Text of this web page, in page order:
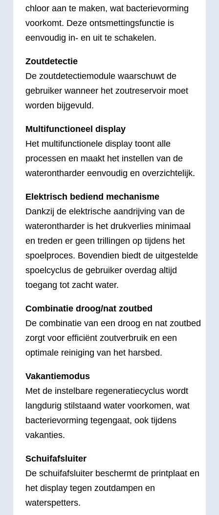
chloor aan te maken, wat bacterievorming
voorkomt. Deze ontsmettingsfunctie is
eenvoudig in- en uit te schakelen.
Zoutdetectie
De zoutdetectiemodule waarschuwt de
gebruiker wanneer het zoutreservoir moet
worden bijgevuld.
Multifunctioneel display
Het multifunctionele display toont alle
processen en maakt het instellen van de
waterontharder eenvoudig en overzichtelijk.
Elektrisch bediend mechanisme
Dankzij de elektrische aandrijving van de
waterontharder is het drukverlies minimaal
en treden er geen trillingen op tijdens het
spoelproces. Bovendien biedt de uitgestelde
spoelcyclus de gebruiker overdag altijd
toegang tot zacht water.
Combinatie droog/nat zoutbed
De combinatie van een droog en nat zoutbed
zorgt voor efficiënt zoutverbruik en een
optimale reiniging van het harsbed.
Vakantiemodus
Met de instelbare regeneratiecyclus wordt
langdurig stilstaand water voorkomen, wat
bacterievorming tegengaat, ook tijdens
vakanties.
Schuifafsluiter
De schuifafsluiter beschermt de printplaat en
het display tegen zoutdampen en
waterspetters.